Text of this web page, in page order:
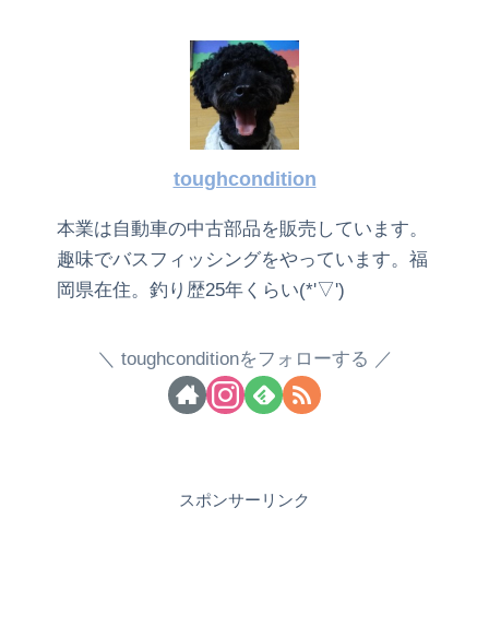
toughcondition
本業は自動車の中古部品を販売しています。
趣味でバスフィッシングをやっています。福
岡県在住。釣り歴25年くらい(*'▽')
toughconditionをフォローする
スポンサーリンク